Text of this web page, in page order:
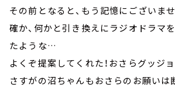
その前となると、もう記憶にございませ
確か、何かと引き換えにラジオドラマ
たような…
よくぞ提案してくれた！おさらグッジョブ
さすがの沼ちゃんもおさらのお願いは